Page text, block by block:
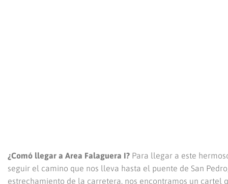
¿Comó llegar a Area Falaguera I? Para llegar a este
seguir el camino que nos lleva hasta el puente de San
estrechamiento de la carretera, nos encontramos un cartel